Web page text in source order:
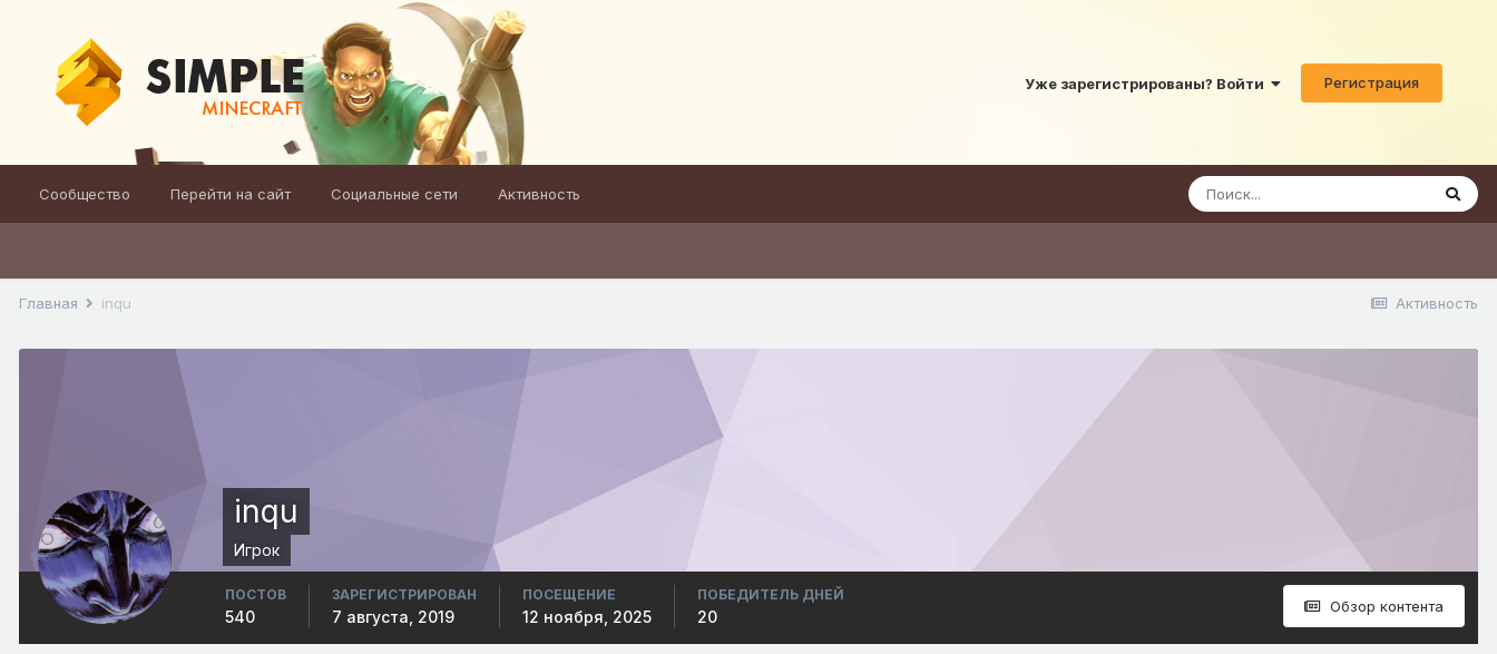
Уже зарегистрированы? Войти Регистрация
Сообщество Перейти на сайт Социальные сети Активность
Активность
Главная inqu
inqu
Игрок
Обзор контента
ПОСТОВ
540
ЗАРЕГИСТРИРОВАН
7 августа, 2019
ПОСЕЩЕНИЕ
12 ноября, 2025
ПОБЕДИТЕЛЬ ДНЕЙ
20